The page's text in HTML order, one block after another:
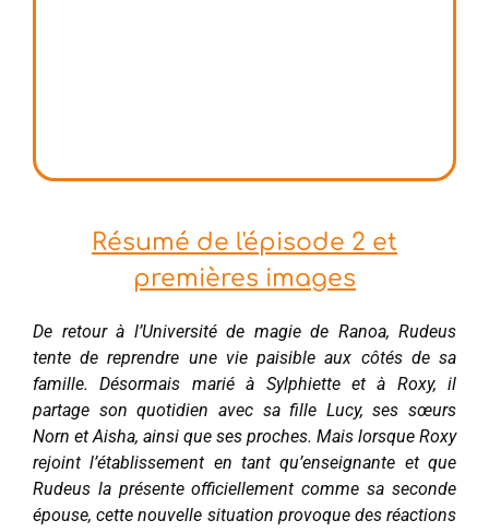
Résumé de l'épisode 2 et
premières images
De retour à l’Université de magie de Ranoa, Rudeus
tente de reprendre une vie paisible aux côtés de sa
famille. Désormais marié à Sylphiette et à Roxy, il
partage son quotidien avec sa fille Lucy, ses sœurs
Norn et Aisha, ainsi que ses proches. Mais lorsque Roxy
rejoint l’établissement en tant qu’enseignante et que
Rudeus la présente officiellement comme sa seconde
épouse, cette nouvelle situation provoque des réactions